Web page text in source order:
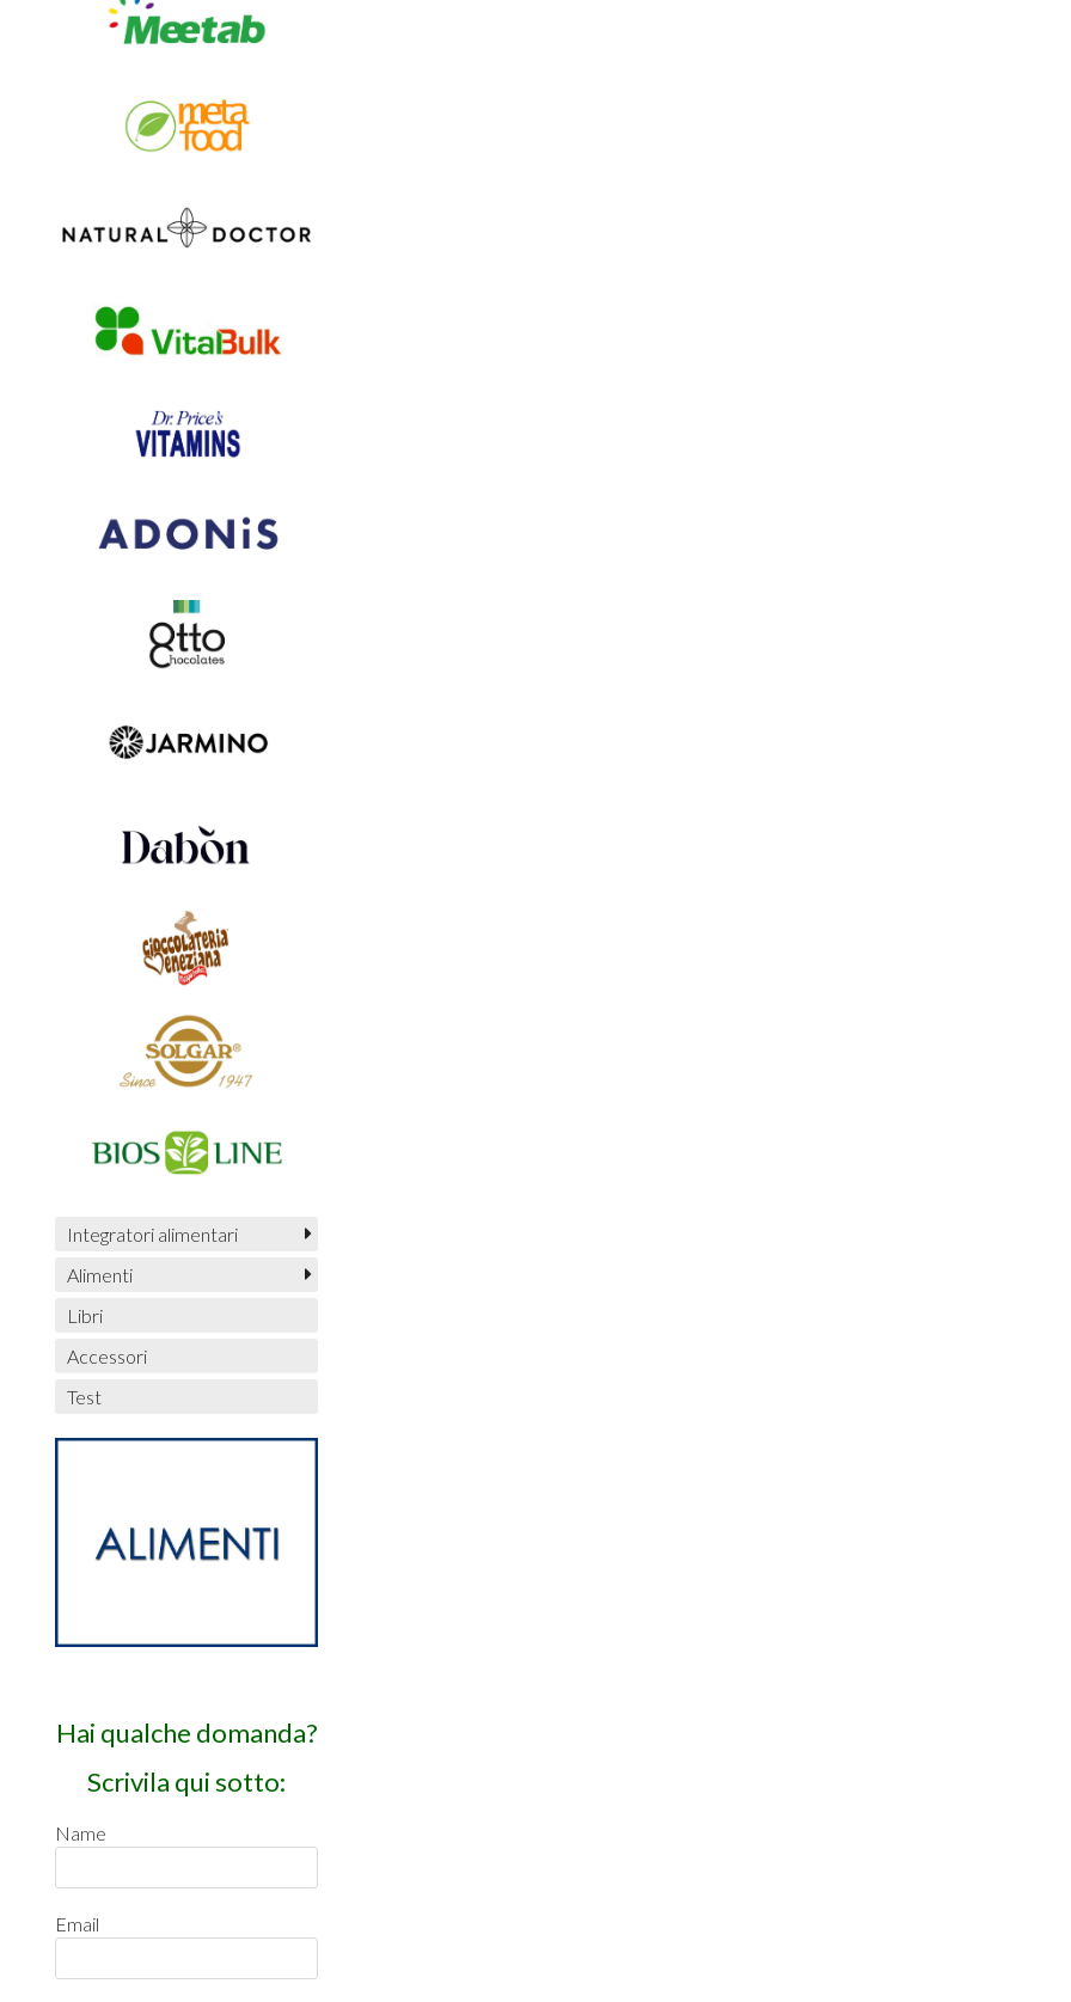
Integratori alimentari
Alimenti
Libri
Accessori
Test
Hai qualche domanda?
Scrivila qui sotto:
Name
Email